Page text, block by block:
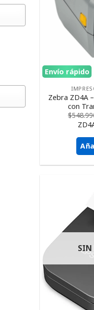
Envío rápido
Zebra ZD4A
con
$
SIN